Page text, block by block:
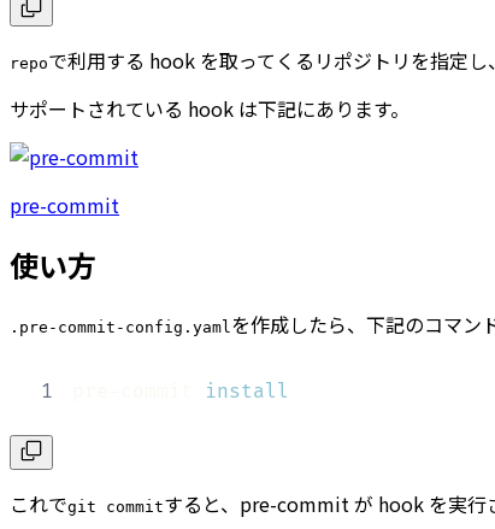
repoで利用する hook を取ってくるリポジトリを指定し、
サポートされている hook は下記にあります。
pre-commit
使い方
.pre-commit-config.yaml を作成したら、下記のコマン
1 install
これでgit commitすると、pre-commit が hook を実行